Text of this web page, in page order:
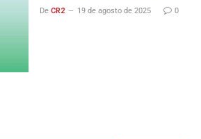
De CR2 19 de agosto de 2025 0